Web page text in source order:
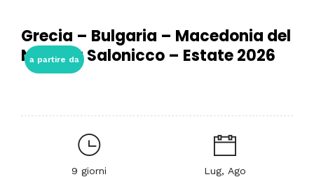
Grecia – Bulgaria – Macedonia del
Nord da Salonicco – Estate 2026
a partire da
9 giorni Lug, Ago